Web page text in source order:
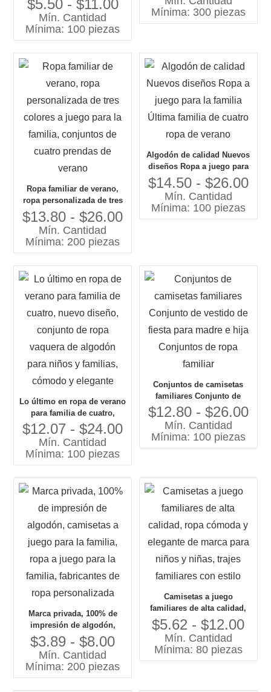
vestidos, conjuntos de ropa
familiar
$5.50 - $11.00
Mín. Cantidad
Mínima: 100 piezas
Mínima: 300 piezas
Ropa familiar de verano,
ropa personalizada de tres
colores a juego para la
familia, conjuntos de cuatro
prendas de verano
$13.80 - $26.00
Mín. Cantidad
Mínima: 200 piezas
Algodón de calidad Nuevos
diseños Ropa a juego para
la familia Última familia de
cuatro ropa de verano
$14.50 - $26.00
Mín. Cantidad
Mínima: 100 piezas
Lo último en ropa de verano
para familia de cuatro,
nuevo diseño, conjunto de
ropa vaquera de algodón
para niños y familias,
cómodo y elegante
$12.07 - $24.00
Mín. Cantidad
Mínima: 100 piezas
Conjuntos de camisetas
familiares Conjunto de
vestido de fiesta para madre
e hija Conjuntos de ropa
familiar
$12.80 - $26.00
Mín. Cantidad
Mínima: 100 piezas
Marca privada, 100% de
impresión de algodón,
camisetas a juego para la
familia, ropa a juego para la
familia, fabricantes de ropa
personalizada
$3.89 - $8.00
Mín. Cantidad
Mínima: 200 piezas
Camisetas a juego
familiares de alta calidad,
ropa cómoda y elegante de
marca para niños y niñas,
trajes familiares con estilo
$5.62 - $12.00
Mín. Cantidad
Mínima: 80 piezas